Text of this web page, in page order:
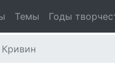
Темы Годы